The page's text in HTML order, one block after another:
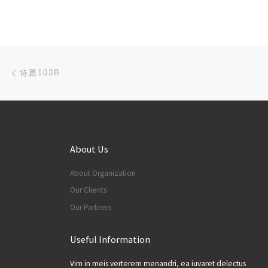
文章导航
诗篇103B
About Us
About Organization
Our Clients
Our Partners
Useful Information
Vim in meis verterem menandri, ea iuvaret delectus